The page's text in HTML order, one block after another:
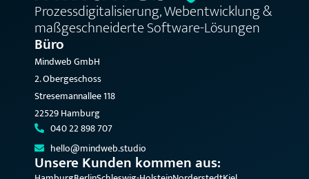
Prozessdigitalisierung, Webentwicklung &
maßgeschneiderte Software-Lösungen
Büro
Mindweb GmbH
2. Obergeschoss
Stresemannallee 118
22529 Hamburg
040 22 898 707
hello@mindweb.studio
Unsere Kunden kommen aus: